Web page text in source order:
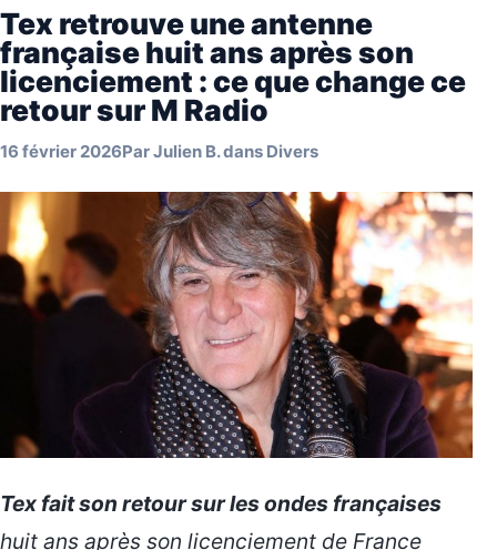
Tex retrouve une antenne
française huit ans après son
licenciement : ce que change ce
retour sur M Radio
16 février 2026ParJulien B.dans Divers
Tex fait son retour sur les ondes françaises
huit ans après son licenciement de France